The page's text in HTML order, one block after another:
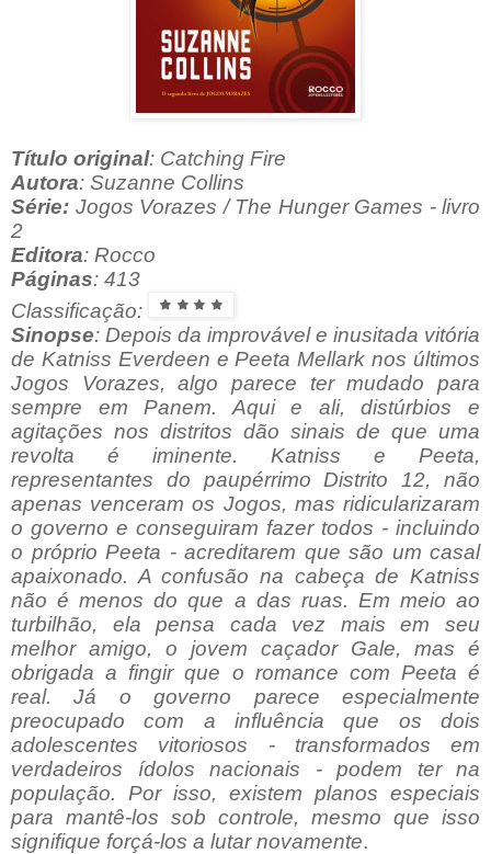
Título original: Catching Fire
Autora: Suzanne Collins
Série: Jogos Vorazes / The Hunger Games - livro
2
Editora: Rocco
Páginas: 413
Classificação:
Sinopse: Depois da improvável e inusitada vitória
de Katniss Everdeen e Peeta Mellark nos últimos
Jogos Vorazes, algo parece ter mudado para
sempre em Panem. Aqui e ali, distúrbios e
agitações nos distritos dão sinais de que uma
revolta é iminente. Katniss e Peeta,
representantes do paupérrimo Distrito 12, não
apenas venceram os Jogos, mas ridicularizaram
o governo e conseguiram fazer todos - incluindo
o próprio Peeta - acreditarem que são um casal
apaixonado. A confusão na cabeça de Katniss
não é menos do que a das ruas. Em meio ao
turbilhão, ela pensa cada vez mais em seu
melhor amigo, o jovem caçador Gale, mas é
obrigada a fingir que o romance com Peeta é
real. Já o governo parece especialmente
preocupado com a influência que os dois
adolescentes vitoriosos - transformados em
verdadeiros ídolos nacionais - podem ter na
população. Por isso, existem planos especiais
para mantê-los sob controle, mesmo que isso
signifique forçá-los a lutar novamente.